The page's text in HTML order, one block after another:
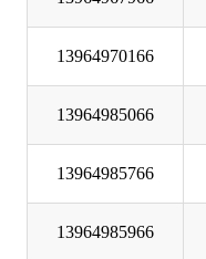
13964970166
13964985066
13964985766
13964985966